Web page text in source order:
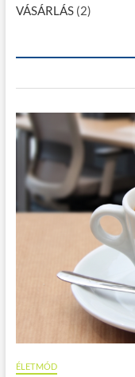
VÁSÁRLÁS(2)
ÉLETMÓD